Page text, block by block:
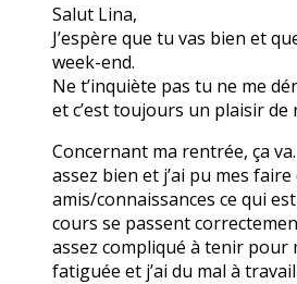
Salut Lina,
J’espère que tu vas bien et
week-end.
Ne t’inquiète pas tu ne me
et c’est toujours un plaisir de
Concernant ma rentrée, ça
assez bien et j’ai pu mes faire
amis/connaissances ce qui
cours se passent
assez compliqué à tenir pour
fatiguée et j’ai du mal à